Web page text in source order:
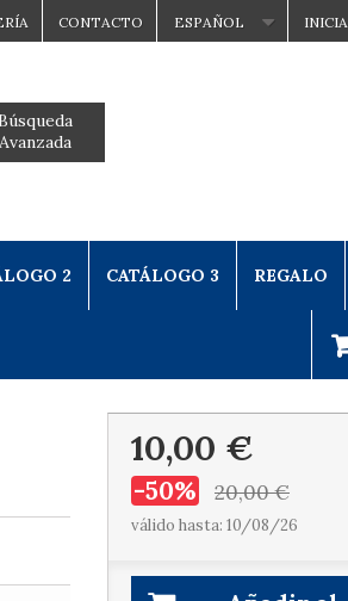
ESPAÑOL
CONTACTO
Avanzada
2 CATÁLOGO 3 REGALO
10,00 €
-50% 20,00 €
válido hasta: 10/08/26